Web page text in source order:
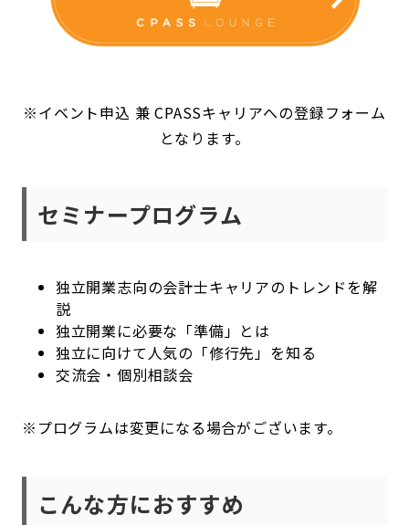
※イベント申込 兼 CPASSキャリアへの登録フォーム
となります。
セミナープログラム
独立開業志向の会計士キャリアのトレンドを解
説
独立開業に必要な「準備」とは
独立に向けて人気の「修行先」を知る
交流会・個別相談会
※プログラムは変更になる場合がございます。
こんな方におすすめ